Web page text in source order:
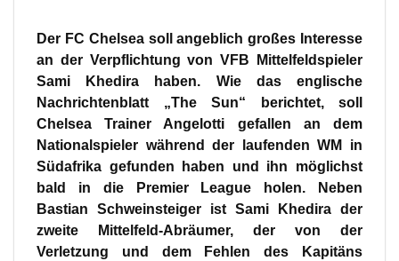
Der FC Chelsea soll angeblich großes Interesse
an der Verpflichtung von VFB Mittelfeldspieler
Sami Khedira haben. Wie das englische
Nachrichtenblatt „The Sun“ berichtet, soll
Chelsea Trainer Angelotti gefallen an dem
Nationalspieler während der laufenden WM in
Südafrika gefunden haben und ihn möglichst
bald in die Premier League holen. Neben
Bastian Schweinsteiger ist Sami Khedira der
zweite Mittelfeld-Abräumer, der von der
Verletzung und dem Fehlen des Kapitäns